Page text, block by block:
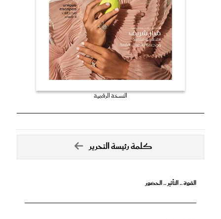
النسخة الرقمية
كلمة رئيسة التحرير
القوة .. التأثير .. الحضور